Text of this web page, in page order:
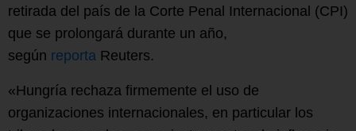
retirada del país de la Corte Penal Internacional (CPI)
que se prolongará durante un año,
según reporta Reuters.
«Hungría rechaza firmemente el uso de
organizaciones internacionales, en particular los